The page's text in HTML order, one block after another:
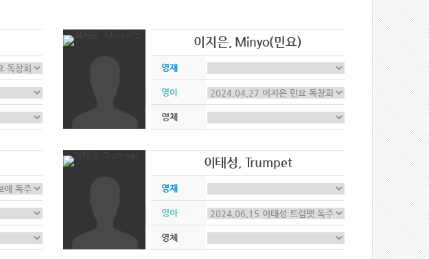
이지은, Minyo(민요)
영재
영아
영체
이태성, Trumpet
영재
영아
영체